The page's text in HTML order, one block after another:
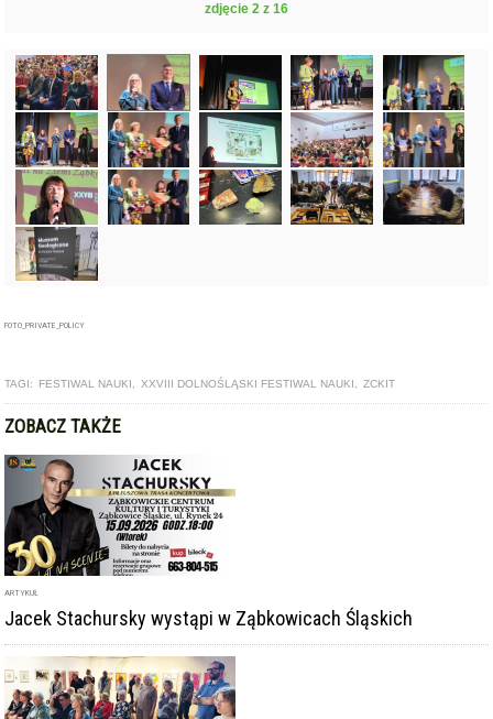
zdjęcie 2 z 16
FOTO_PRIVATE_POLICY
TAGI: FESTIWAL NAUKI , XXVIII DOLNOŚLĄSKI FESTIWAL NAUKI , ZCKIT
ZOBACZ TAKŻE
ARTYKUŁ
Jacek Stachursky wystąpi w Ząbkowicach Śląskich